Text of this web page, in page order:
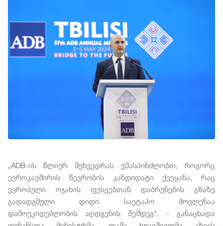
„ADB-ის წლიურ შეხვედრას ვმასპინძლობთ, როგორც
ევროკავშირის წევრობის კანდიდატი ქვეყანა, რაც
ევროპული ოჯახის ფესვებთან დაბრუნების გზაზე
გადადგმული დიდი საეტაპო მოვლენაა
დამოუკიდებლობის აღდგენის შემდეგ“, - განაცხადა